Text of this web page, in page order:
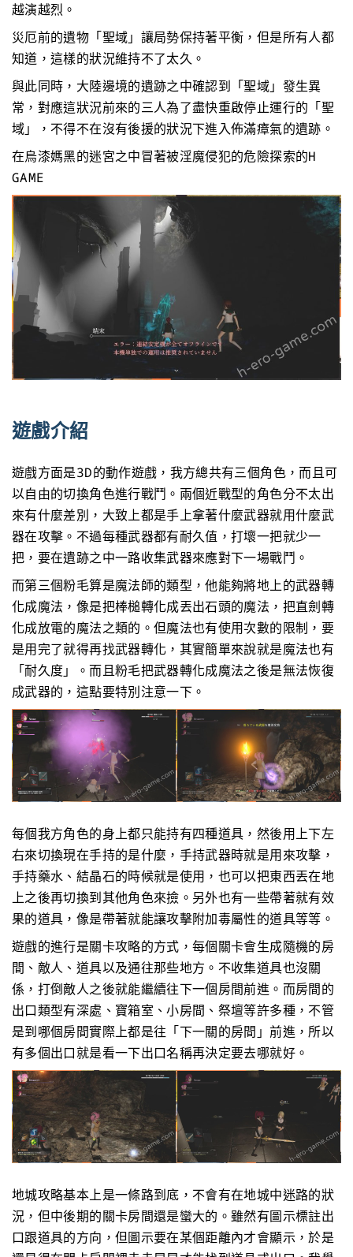
越演越烈。
災厄前的遺物「聖域」讓局勢保持著平衡，但是所有人都
知道，這樣的狀況維持不了太久。
與此同時，大陸邊境的遺跡之中確認到「聖域」發生異
常，對應這狀況前來的三人為了盡快重啟停止運行的「聖
域」，不得不在沒有後援的狀況下進入佈滿瘴氣的遺跡。
在烏漆媽黑的迷宮之中冒著被淫魔侵犯的危險探索的H
GAME
遊戲介紹
遊戲方面是3D的動作遊戲，我方總共有三個角色，而且可
以自由的切換角色進行戰鬥。兩個近戰型的角色分不太出
來有什麼差別，大致上都是手上拿著什麼武器就用什麼武
器在攻擊。不過每種武器都有耐久值，打壞一把就少一
把，要在遺跡之中一路收集武器來應對下一場戰鬥。
而第三個粉毛算是魔法師的類型，他能夠將地上的武器轉
化成魔法，像是把棒槌轉化成丟出石頭的魔法，把直劍轉
化成放電的魔法之類的。但魔法也有使用次數的限制，要
是用完了就得再找武器轉化，其實簡單來說就是魔法也有
「耐久度」。而且粉毛把武器轉化成魔法之後是無法恢復
成武器的，這點要特別注意一下。
每個我方角色的身上都只能持有四種道具，然後用上下左
右來切換現在手持的是什麼，手持武器時就是用來攻擊，
手持藥水、結晶石的時候就是使用，也可以把東西丟在地
上之後再切換到其他角色來撿。另外也有一些帶著就有效
果的道具，像是帶著就能讓攻擊附加毒屬性的道具等等。
遊戲的進行是關卡攻略的方式，每個關卡會生成隨機的房
間、敵人、道具以及通往那些地方。不收集道具也沒關
係，打倒敵人之後就能繼續往下一個房間前進。而房間的
出口類型有深處、寶箱室、小房間、祭壇等許多種，不管
是到哪個房間實際上都是往「下一關的房間」前進，所以
有多個出口就是看一下出口名稱再決定要去哪就好。
地城攻略基本上是一條路到底，不會有在地城中迷路的狀
況，但中後期的關卡房間還是蠻大的。雖然有圖示標註出
口跟道具的方向，但圖示要在某個距離內才會顯示，於是